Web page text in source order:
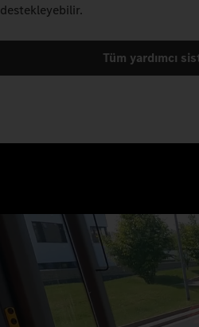
destekleyebilir.
Tüm yardımcı